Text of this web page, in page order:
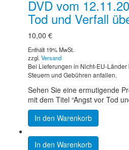
DVD vom
Tod und Verfall
10,00 €
Enthält 19% MwSt.
zzgl. Versand
Bei Lieferungen in Nicht-EU-
Steuern und Gebühren anfallen.
Sehen Sie eine ermutigende
mit dem Titel “Angst vor Tod
In den Warenkorb
In den Warenkorb